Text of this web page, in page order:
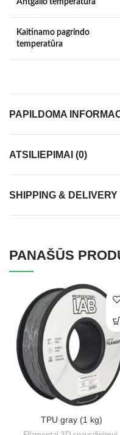
Kaitinamo pagrindo
temperatūra
PAPILDOMA
ATSILIEPIMAI (0)
SHIPPING & DELIVERY
PANAŠŪS
TPU gray (1 kg)